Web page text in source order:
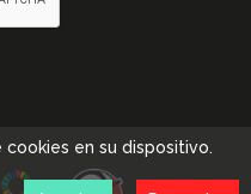
en su dispositivo.